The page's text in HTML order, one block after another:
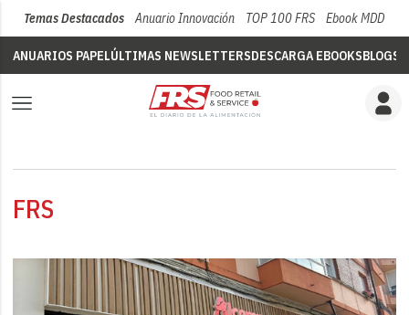
Temas Destacados Anuario Innovación TOP 100 FRS Ebook MDD
ANUARIOS PAPELÚLTIMAS NEWSLETTERSDESCARGA EBOOKSBLOGS
FRS